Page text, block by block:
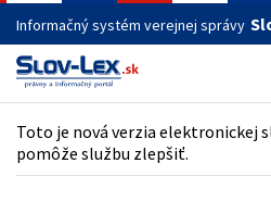
Informačný systém verejnej správy
Toto je nová verzia elektronickej
pomôže službu zlepšiť.